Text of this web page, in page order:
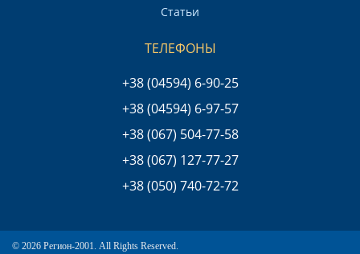
Статьи
ТЕЛЕФОНЫ
+38 (04594) 6-90-25
+38 (04594) 6-97-57
+38 (067) 504-77-58
+38 (067) 127-77-27
+38 (050) 740-72-72
© 2026 Регион-2001. All Rights Reserved.